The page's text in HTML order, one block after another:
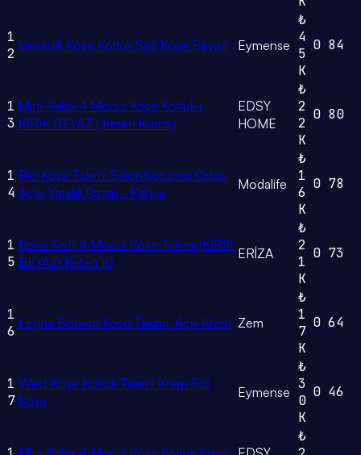
1
2 Venedik Köşe Koltuk Sağ Köşe Beyaz Eymense
₺
4
5
K
0 84
1
3
Mira Relax 4 Modül Köşe Koltuk (
KIRIK BEYAZ ) Keten Kumaş
EDSY
HOME
₺
2
2
K
0 80
1
4
Rio Köşe Takımı Salon&oturma Odası
Açılır Yataklı Bazalı - Kahve
Modalife
₺
1
6
K
0 78
1
5
Relax Soft 4 Modül Köşe Takımı (KIRIK
BEYAZ) Keten 10
ERİZA
₺
2
1
K
0 73
1
6 Legna Bohem Köşe Takımı, Açık Krem Zem
₺
1
7
K
0 64
1
7
West Köşe Koltuk Takımı Krem Sol
Köşe
Eymense
₺
3
0
K
0 46
₺